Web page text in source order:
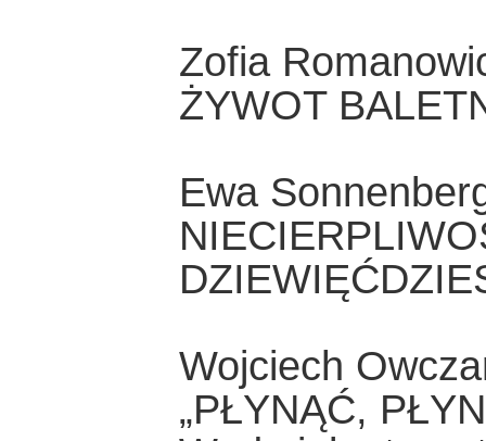
Zofia
ŻYWOT
Ewa
Wojciech
„PŁYNĄĆ,